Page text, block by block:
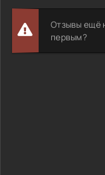
Отзывы ещё
первым?